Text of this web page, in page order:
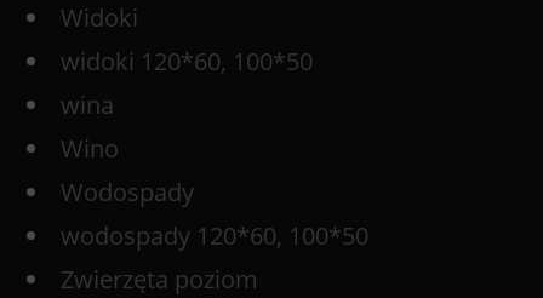
Widoki
widoki 120*60, 100*50
wina
Wino
Wodospady
wodospady 120*60, 100*50
Zwierzęta poziom